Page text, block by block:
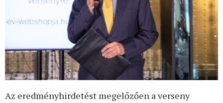
Az eredményhirdetést megelőzően a verseny